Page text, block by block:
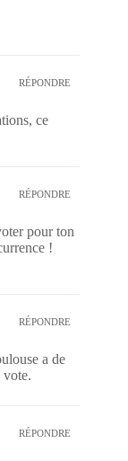
RÉPONDRE
ce
RÉPONDRE
pour ton
!
RÉPONDRE
a de
vote.
RÉPONDRE